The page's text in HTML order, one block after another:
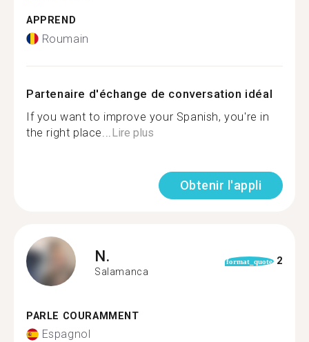
APPREND
Roumain
Partenaire d'échange de conversation idéal
If you want to improve your Spanish, you're in
the right place... Lire plus
Obtenir l'appli
N.
Salamanca
format_quote 2
PARLE COURAMMENT
Espagnol